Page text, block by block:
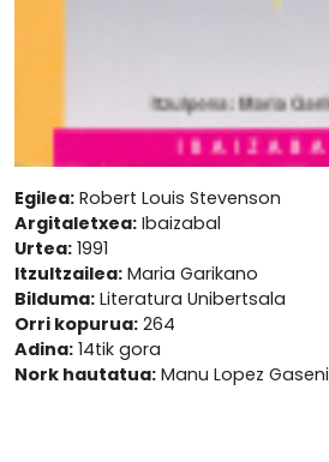
Egilea: Robert Louis Stevenson
Argitaletxea: Ibaizabal
Urtea: 1991
Itzultzailea: Maria Garikano
Bilduma: Literatura Unibertsala
Orri kopurua: 264
Adina: 14tik gora
Nork hautatua: Manu Lopez Gaseni